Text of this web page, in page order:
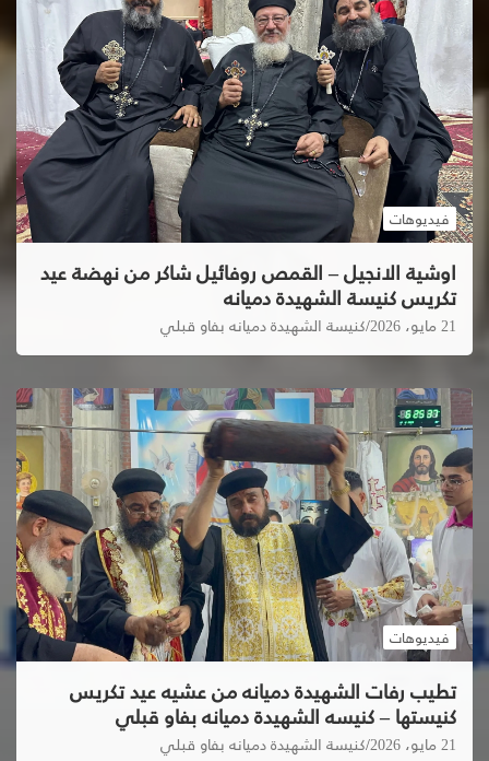
فيديوهات
اوشية الانجيل – القمص روفائيل شاكر من نهضة عيد
تكريس كنيسة الشهيدة دميانه
21 مايو، 2026 كنيسة الشهيدة دميانه بفاو قبلي
فيديوهات
تطيب رفات الشهيدة دميانه من عشيه عيد تكريس
كنيستها – كنيسه الشهيدة دميانه بفاو قبلي
21 مايو، 2026 كنيسة الشهيدة دميانه بفاو قبلي